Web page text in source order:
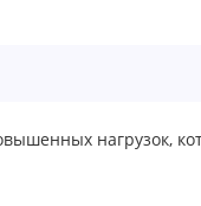
нагрузок,